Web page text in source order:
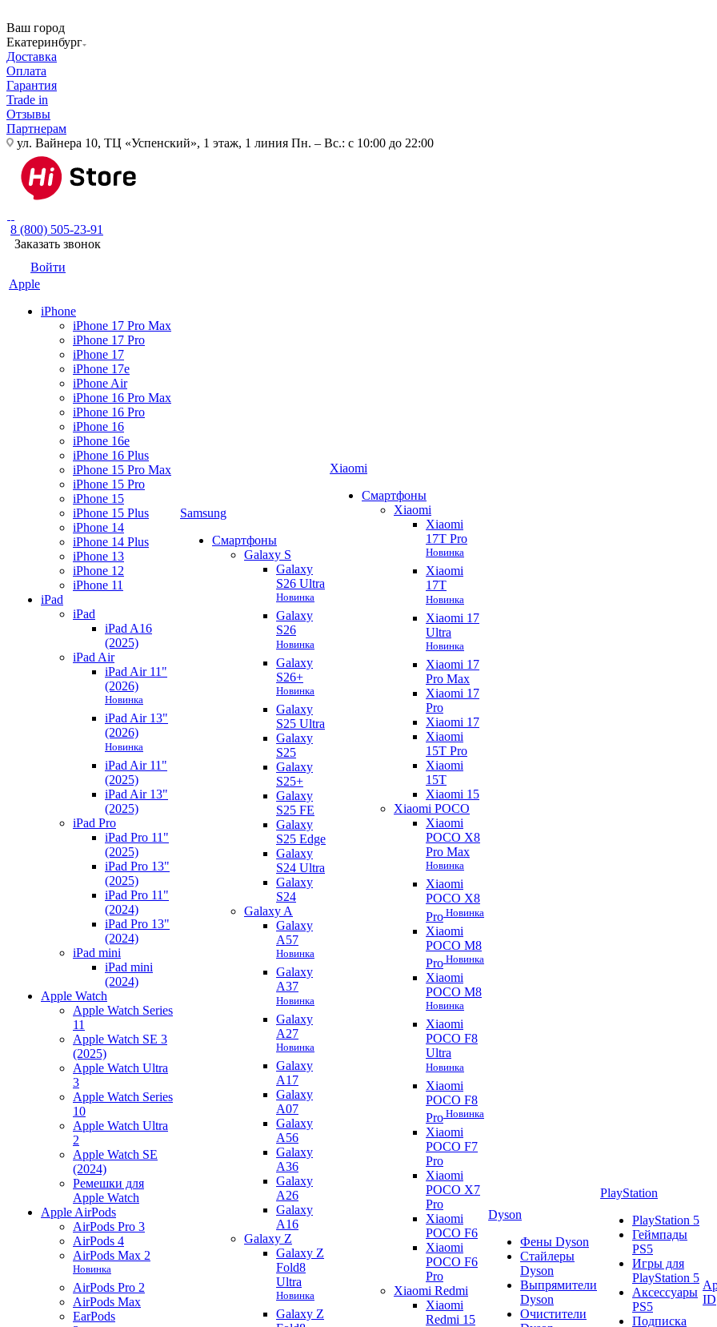
Ваш город
Екатеринбург
Доставка
Оплата
Гарантия
Trade in
Отзывы
Партнерам
ул. Вайнера 10, ТЦ «Успенский», 1 этаж, 1 линия Пн. – Вс.: с 10:00 до 22:00
8 (800) 505-23-91
Заказать звонок
Войти
Apple
iPhone
iPhone 17 Pro Max
iPhone 17 Pro
iPhone 17
iPhone 17e
iPhone Air
iPhone 16 Pro Max
iPhone 16 Pro
iPhone 16
iPhone 16e
iPhone 16 Plus
iPhone 15 Pro Max
iPhone 15 Pro
iPhone 15
iPhone 15 Plus
iPhone 14
iPhone 14 Plus
iPhone 13
iPhone 12
iPhone 11
iPad
iPad
iPad A16
(2025)
iPad Air
iPad Air 11"
(2026)
Новинка
iPad Air 13"
(2026)
Новинка
iPad Air 11"
(2025)
iPad Air 13"
(2025)
iPad Pro
iPad Pro 11"
(2025)
iPad Pro 13"
(2025)
iPad Pro 11"
(2024)
iPad Pro 13"
(2024)
iPad mini
iPad mini
(2024)
Apple Watch
Apple Watch Series
11
Apple Watch SE 3
(2025)
Apple Watch Ultra
3
Apple Watch Series
10
Apple Watch Ultra
2
Apple Watch SE
(2024)
Ремешки для
Apple Watch
Apple AirPods
AirPods Pro 3
AirPods 4
AirPods Max 2
Новинка
AirPods Pro 2
AirPods Max
EarPods
Samsung
Смартфоны
Galaxy S
Galaxy
S26 Ultra
Новинка
Galaxy
S26
Новинка
Galaxy
S26+
Новинка
Galaxy
S25 Ultra
Galaxy
S25
Galaxy
S25+
Galaxy
S25 FE
Galaxy
S25 Edge
Galaxy
S24 Ultra
Galaxy
S24
Galaxy A
Galaxy
A57
Новинка
Galaxy
A37
Новинка
Galaxy
A27
Новинка
Galaxy
A17
Galaxy
A07
Galaxy
A56
Galaxy
A36
Galaxy
A26
Galaxy
A16
Galaxy Z
Galaxy Z
Fold8
Ultra
Новинка
Galaxy Z
Xiaomi
Смартфоны
Xiaomi
Xiaomi
17T Pro
Новинка
Xiaomi
17T
Новинка
Xiaomi 17
Ultra
Новинка
Xiaomi 17
Pro Max
Xiaomi 17
Pro
Xiaomi 17
Xiaomi
15T Pro
Xiaomi
15T
Xiaomi 15
Xiaomi POCO
Xiaomi
POCO X8
Pro Max
Новинка
Xiaomi
POCO X8
Pro Новинка
Xiaomi
POCO M8
Pro Новинка
Xiaomi
POCO M8
Новинка
Xiaomi
POCO F8
Ultra
Новинка
Xiaomi
POCO F8
Pro Новинка
Xiaomi
POCO F7
Pro
Xiaomi
POCO X7
Pro
Xiaomi
POCO F6
Xiaomi
POCO F6
Pro
Xiaomi Redmi
Xiaomi
Redmi 15
Dyson
Фены Dyson
Стайлеры
Dyson
Выпрямители
Dyson
Очистители
PlayStation
PlayStation 5
Геймпады
PS5
Игры для
PlayStation 5
Аксессуары
PS5
Подписка
ID